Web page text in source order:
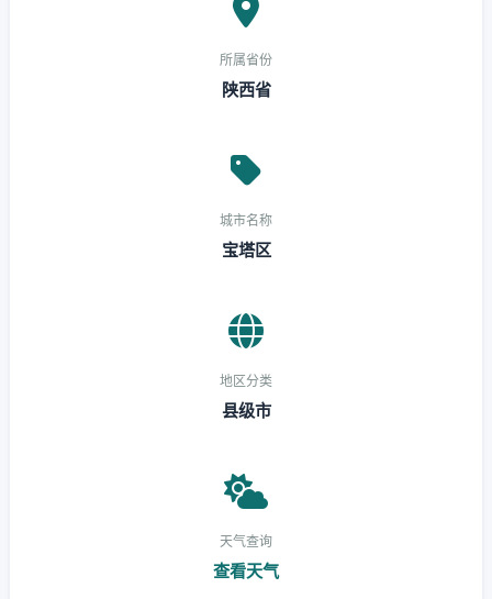
所属省份
陕西省
城市名称
宝塔区
地区分类
县级市
天气查询
查看天气